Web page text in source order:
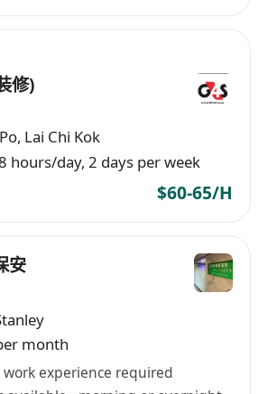
修)
, Lai Chi Kok
hours/day, 2 days per week
$60-65/H
安
month
experience required